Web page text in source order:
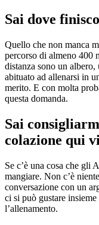
Sai dove
Quello che non manca
percorso di almeno 400
distanza sono un
abituato ad allenarsi in
merito. E con molta
questa domanda.
Sai
colazione qui
Se c’è una cosa che gli
mangiare. Non c’è
conversazione con un
ci si può gustare
l’allenamento.